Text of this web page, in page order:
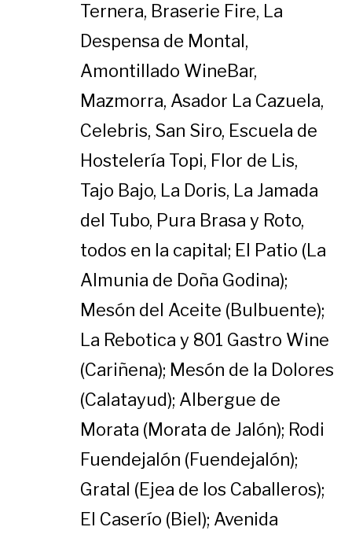
Ternera, Braserie Fire, La
Despensa de Montal,
Amontillado WineBar,
Mazmorra, Asador La Cazuela,
Celebris, San Siro, Escuela de
Hostelería Topi, Flor de Lis,
Tajo Bajo, La Doris, La Jamada
del Tubo, Pura Brasa y Roto,
todos en la capital; El Patio (La
Almunia de Doña Godina);
Mesón del Aceite (Bulbuente);
La Rebotica y 801 Gastro Wine
(Cariñena); Mesón de la Dolores
(Calatayud); Albergue de
Morata (Morata de Jalón); Rodi
Fuendejalón (Fuendejalón);
Gratal (Ejea de los Caballeros);
El Caserío (Biel); Avenida